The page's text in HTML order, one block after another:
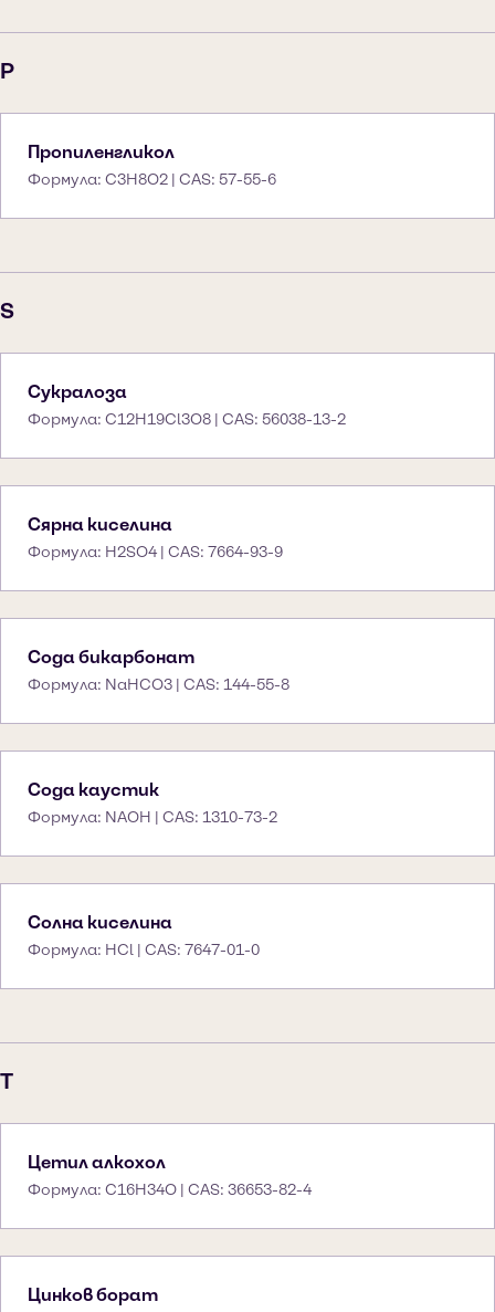
P
Пропиленгликол
Формула: C3H8O2 | CAS: 57-55-6
S
Сукралоза
Формула: C12H19Cl3O8 | CAS: 56038-13-2
Сярна киселина
Формула: H2SO4 | CAS: 7664-93-9
Сода бикарбонат
Формула: NaHCO3 | CAS: 144-55-8
Сода каустик
Формула: NAOH | CAS: 1310-73-2
Солна киселина
Формула: HCl | CAS: 7647-01-0
T
Цетил алкохол
Формула: C16H34O | CAS: 36653-82-4
Цинков борат